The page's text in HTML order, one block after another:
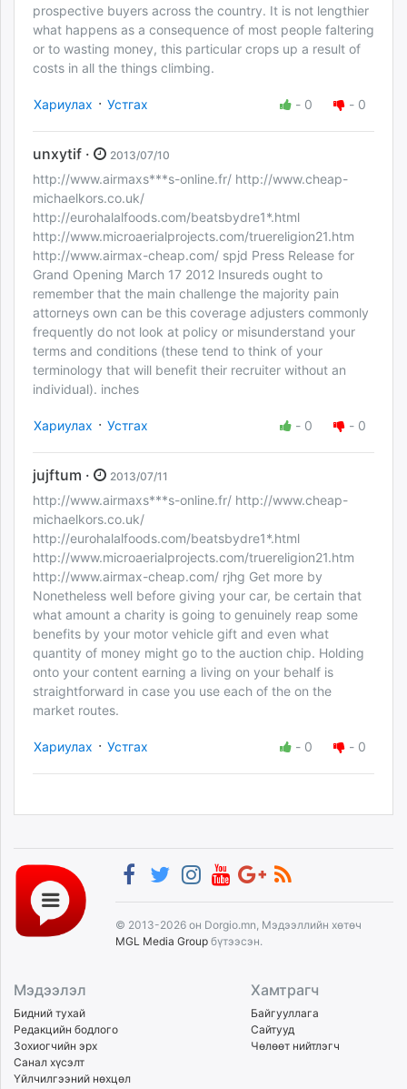
prospective buyers across the country. It is not lengthier
what happens as a consequence of most people faltering
or to wasting money, this particular crops up a result of
costs in all the things climbing.
Хариулах · Устгах - 0 - 0
unxytif · 2013/07/10
http://www.airmaxs***s-online.fr/ http://www.cheap-
michaelkors.co.uk/
http://eurohalalfoods.com/beatsbydre1*.html
http://www.microaerialprojects.com/truereligion21.htm
http://www.airmax-cheap.com/ spjd Press Release for
Grand Opening March 17 2012 Insureds ought to
remember that the main challenge the majority pain
attorneys own can be this coverage adjusters commonly
frequently do not look at policy or misunderstand your
terms and conditions (these tend to think of your
terminology that will benefit their recruiter without an
individual). inches
Хариулах · Устгах - 0 - 0
jujftum · 2013/07/11
http://www.airmaxs***s-online.fr/ http://www.cheap-
michaelkors.co.uk/
http://eurohalalfoods.com/beatsbydre1*.html
http://www.microaerialprojects.com/truereligion21.htm
http://www.airmax-cheap.com/ rjhg Get more by
Nonetheless well before giving your car, be certain that
what amount a charity is going to genuinely reap some
benefits by your motor vehicle gift and even what
quantity of money might go to the auction chip. Holding
onto your content earning a living on your behalf is
straightforward in case you use each of the on the
market routes.
Хариулах · Устгах - 0 - 0
© 2013-2026 он Dorgio.mn, Мэдээллийн хөтөч
MGL Media Group бүтээсэн.
Мэдээлэл
Бидний тухай
Редакцийн бодлого
Зохиогчийн эрх
Санал хүсэлт
Үйлчилгээний нөхцөл
Хамтрагч
Байгууллага
Сайтууд
Чөлөөт нийтлэгч